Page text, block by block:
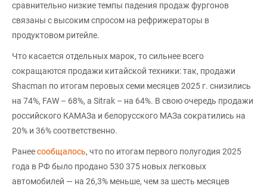
сравнительно низкие темпы падения продаж фургонов
связаны с высоким спросом на рефрижераторы в
продуктовом ритейле.
Что касается отдельных марок, то сильнее всего
сокращаются продажи китайской техники: так, продажи
Shacman по итогам перовых семи месяцев 2025 г. снизились
на 74%, FAW – 68%, а Sitrak – на 64%. В свою очередь продажи
российского КАМАЗа и белорусского МАЗа сократились на
20% и 36% соответственно.
Ранеесообщалось, что по итогам первого полугодия 2025
года в РФ было продано 530 375 новых легковых
автомобилей — на 26,3% меньше, чем за шесть месяцев